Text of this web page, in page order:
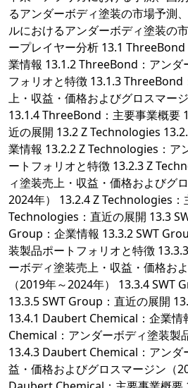
るアンダーボディ塗装の市場予測
ルにおけるアンダーボディ塗装の
ープレイヤー分析 13.1
業情報 13.1.2 ThreeBond：アンダ
フォリオと特徴 13.1.3 ThreeBond
上・収益・価格およびグロスマー
13.1.4 ThreeBond：主要事業概要
近の展開 13.2 Z Technologies
業情報 13.2.2 Z Technologies：ア
ートフォリオと特徴 13.2.3 Z
ィ塗装売上・収益・価格およびグ
2024年） 13.2.4 Z Technologies：
Technologies：直近の展開 13.3
Group：企業情報 13.3.2 SWT
装製品ポートフォリオと特徴
ーボディ塗装売上・収益・価格お
（2019年～2024年） 13.3.4 SWT
13.3.5 SWT Group：直近の展開
13.4.1 Daubert Chemical：企業
Chemical：アンダーボディ塗装製
13.4.3 Daubert Chemical：アンダ
益・価格およびグロスマージン（